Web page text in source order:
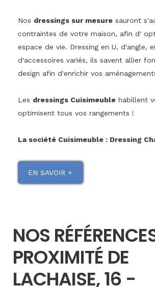
Nos dressings sur mesure sauront
contraintes de votre maison, afin d'
espace de vie. Dressing en U, d'angle,
d'accessoires variés, ils savent allier
design afin d'enrichir vos
Les dressings Cuisimeuble habillent
optimisent tous vos rangements !
La société Cuisimeuble : Dressing
EN SAVOIR +
NOS
PROXIMITÉ DE
LACHAISE, 16 -